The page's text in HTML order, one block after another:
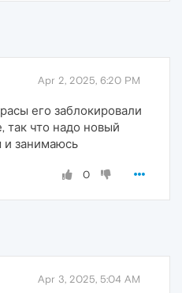
Apr 2, 2025, 6:20 PM
его заблокировали
так что надо новый
и занимаюсь
0
Apr 3, 2025, 5:04 AM